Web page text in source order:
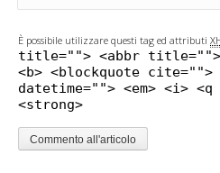
È possibile utilizzare questi tag ed attributi
title=""> <abbr title="">
<b> <blockquote cite="">
datetime=""> <em> <i>
<strong>